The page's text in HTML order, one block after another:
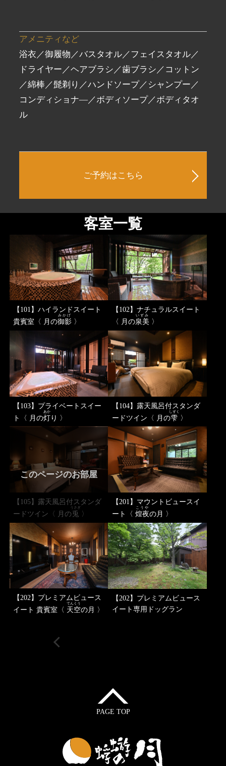
アメニティなど
浴衣／御履物／バスタオル／フェイスタオル／
ドライヤー／ヘアブラシ／歯ブラシ／コットン
／綿棒／髭剃り／ハンドソープ／シャンプー／
コンディショナ―／ボディソープ／ボディタオ
ル
ご予約はこちら
客室一覧
【101】ハイランドスイート
貴賓室〈 月の御影
みかげ
〉
【102】ナチュラルスイート
〈 月の泉美
いずみ
〉
【103】プライベートスイー
ト〈 月の灯
あか
り 〉
【104】露天風呂付スタンダ
ードツイン〈 月の雫
しずく
〉
【105】露天風呂付スタンダ
ードツイン〈 月の兎
うさぎ
〉
このページのお部屋
【201】マウントビュースイ
ート〈 煌夜
こうや
の月 〉
【202】プレミアムビュース
イート 貴賓室〈 天空
てんくう
の月 〉
【202】プレミアムビュース
イート専用ドッグラン
PAGE TOP